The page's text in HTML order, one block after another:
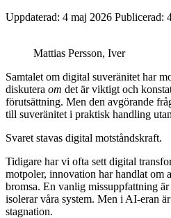
Uppdaterad: 4 maj 2026 Publicerad:
Mattias Persson, Iver
Samtalet om digital suveränitet har
diskutera om det är viktigt och
förutsättning. Men den avgörande
till suveränitet i praktisk handling
Svaret stavas digital motståndskraft.
Tidigare har vi ofta sett digital
motpoler, innovation har handlat om
bromsa. En vanlig missuppfattning
isolerar våra system. Men i AI-eran
stagnation.